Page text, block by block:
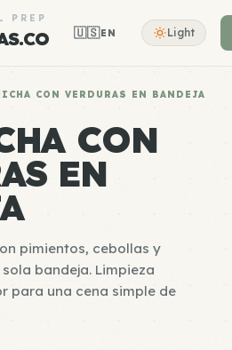
PREP
🇺🇸EN Light
CON VERDURAS EN BANDEJA
CON
EN
pimientos, cebollas y
bandeja. Limpieza
para una cena simple de